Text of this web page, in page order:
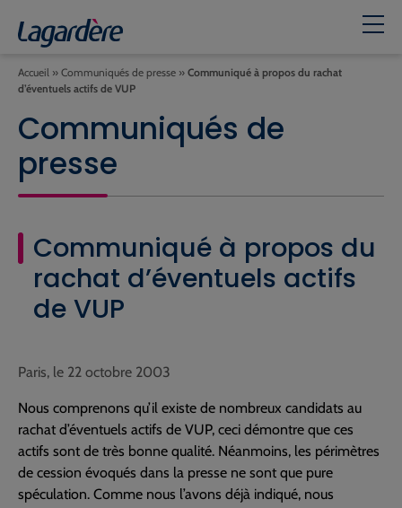
Accueil » Communiqués de presse » Communiqué à propos du rachat
d’éventuels actifs de VUP
Communiqués de
presse
Communiqué à propos du
rachat d’éventuels actifs
de VUP
Paris, le 22 octobre 2003
Nous comprenons qu’il existe de nombreux candidats au
rachat d’éventuels actifs de VUP, ceci démontre que ces
actifs sont de très bonne qualité. Néanmoins, les périmètres
de cession évoqués dans la presse ne sont que pure
spéculation. Comme nous l’avons déjà indiqué, nous